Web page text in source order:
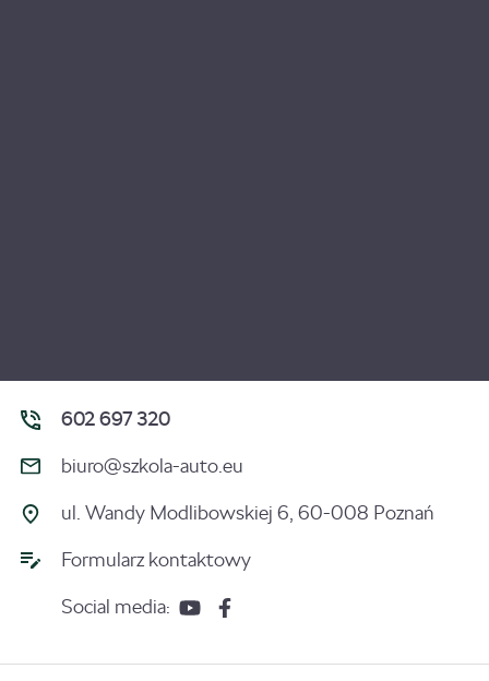
602 697 320
biuro@szkola-auto.eu
ul. Wandy Modlibowskiej 6, 60-008 Poznań
Formularz kontaktowy
Social media: